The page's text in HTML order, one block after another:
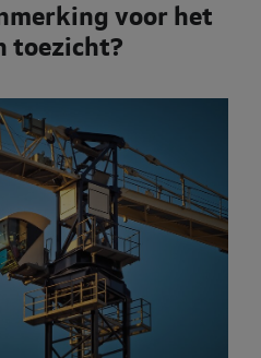
voor het
toezicht?